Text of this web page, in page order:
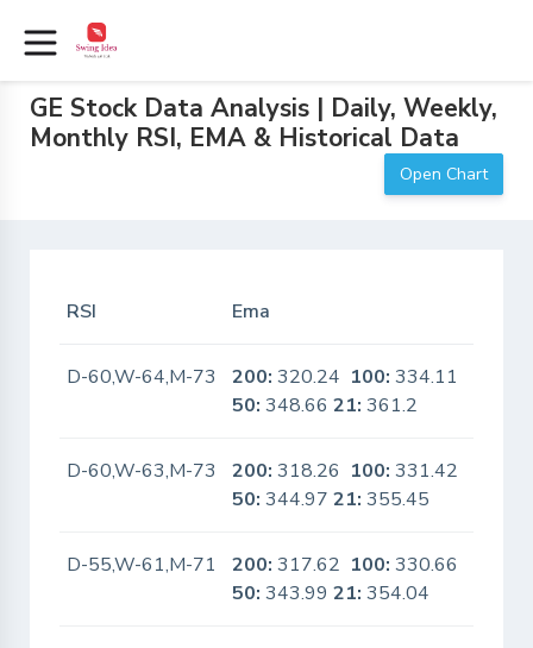
GE Stock Data Analysis | Daily, Weekly,
Monthly RSI, EMA & Historical Data
Open Chart
RSI Ema
D-60,W-64,M-73 200: 320.24 100: 334.11
50: 348.6621: 361.2
D-60,W-63,M-73 200: 318.26 100: 331.42
50: 344.9721: 355.45
D-55,W-61,M-71 200: 317.62 100: 330.66
50: 343.9921: 354.04